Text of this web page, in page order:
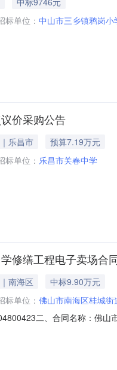
标单位： 中山市三乡镇鸦岗小
价采购公告
乐昌市
预算7.19万元
标单位： 乐昌市关春中学
修缮工程电子卖场合
南海区
中标9.90万元
标单位： 佛山市南海区桂城街
二、合同名称：佛
司地址：大沥联系方式：